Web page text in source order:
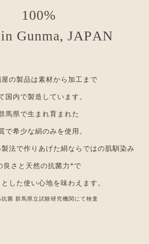
1 00%
in Gunma, JAPAN
屋の製品は素材から加工まで
国内で製造しています。
馬県で生まれ育まれた
で希少な絹のみを使用。
法で作りあげた絹ならではの肌馴染み
良さと天然の抗菌力*で
した使い心地を味わえます。
菌 群馬県立試験研究機関にて検査